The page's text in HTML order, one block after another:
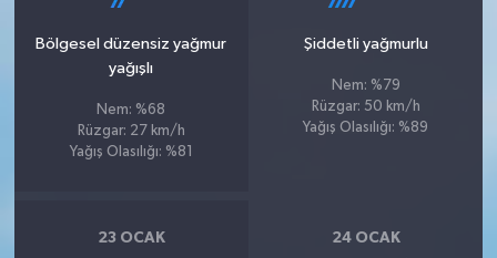
Bölgesel düzensiz yağmur
yağışlı
Nem: %68
Rüzgar: 27 km/h
Yağış Olasılığı: %81
Şiddetli yağmurlu
Nem: %79
Rüzgar: 50 km/h
Yağış Olasılığı: %89
23 OCAK 24 OCAK